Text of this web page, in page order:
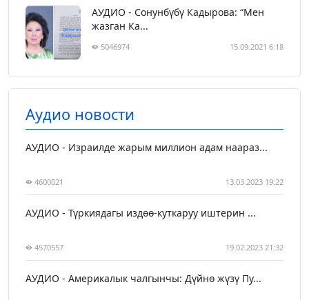
АУДИО - Сонунбүбү Кадырова: “Мен
жазган Ка...
5046974 15.09.2021 6:18
Аудио новости
АУДИО - Израилде жарым миллион адам наараз...
4600021 13.03.2023 19:22
АУДИО - Түркиядагы издөө-куткаруу иштерин ...
4570557 19.02.2023 21:32
АУДИО - Америкалык чалгынчы: Дүйнө жүзү Пу...